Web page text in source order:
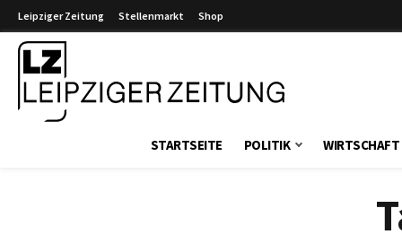
Leipziger Zeitung Stellenmarkt Shop
STARTSEITE POLITIK WIRTSCHAFT